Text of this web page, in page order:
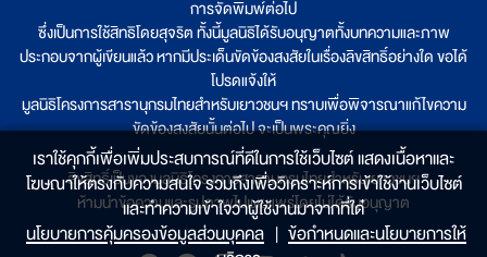
การจัดพิมพ์ต่อไป
ซึ่งเป็นการใช้สิทธิโดยสุจริต ทั้งนี้มูลนิธิได้รับอนุญาตทั้งบทความและภาพ
ประกอบจากผู้เขียนแล้ว หากมีประเด็นขัดข้องสงสัยในเรื่องลิขสิทธิ์อย่างใด ขอได้
โปรดแจ้งให้
มูลนิธิโครงการสารานุกรมไทยสำหรับเยาวชนฯ ทราบเพื่อพิจารณาแก้ไขความ
ขัดข้องสงสัยนั้นต่อไป จะเป็นพระคุณยิ่ง
ลิขสิทธิ์เป็นของมูลนิธิโครงการสารานุกรมไทยสำหรับเยาวชนฯ
ห้ามนำข้อความและรูปภาพไปเผยแพร่โดยไม่ได้รับอนุญาต
เราใช้คุกกี้เพื่อเพิ่มประสบการณ์ที่ดีในการใช้เว็บไซต์ แสดงเนื้อหาและ
โฆษณาให้ตรงกับความสนใจ รวมถึงเพื่อวิเคราะห์การเข้าใช้งานเว็บไซต์
และทำความเข้าใจว่าผู้ใช้งานมาจากที่ใด๋
นโยบายการคุ้มครองข้อมูลส่วนบุคคล | ข้อกำหนดและนโยบายการให้